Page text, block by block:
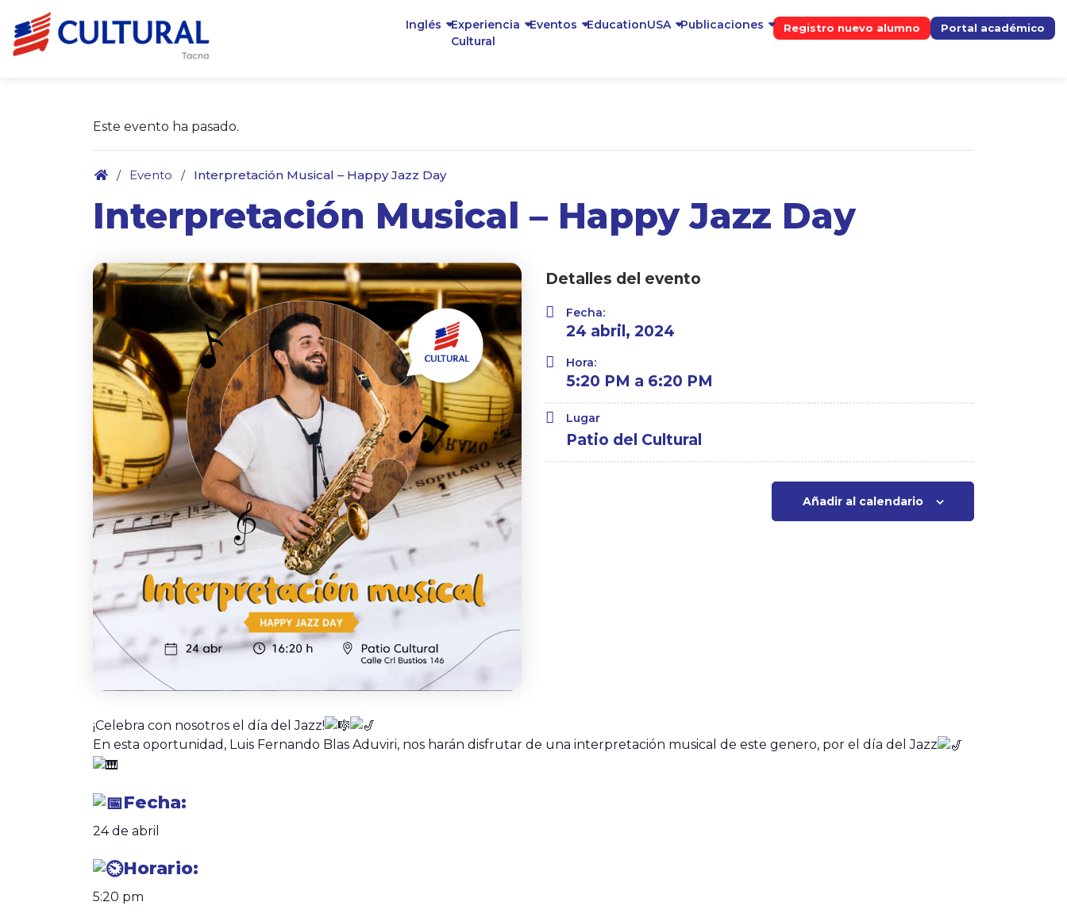
Inglés
Experiencia
Cultural
Eventos EducationUSA Publicaciones Registro nuevo alumno Portal académico
Este evento ha pasado.
. / Evento / Interpretación Musical – Happy Jazz Day
Interpretación Musical – Happy Jazz Day
Detalles del evento
Fecha:
24 abril, 2024
Hora:
5:20 PM a 6:20 PM
Lugar
Patio del Cultural
Añadir al calendario
¡Celebra con nosotros el día del Jazz!
En esta oportunidad, Luis Fernando Blas Aduviri, nos harán disfrutar de una interpretación musical de este genero, por el día del Jazz
Fecha:
24 de abril
Horario:
5:20 pm